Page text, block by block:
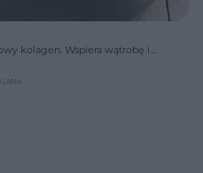
kolagen. Wspiera wątrobę i